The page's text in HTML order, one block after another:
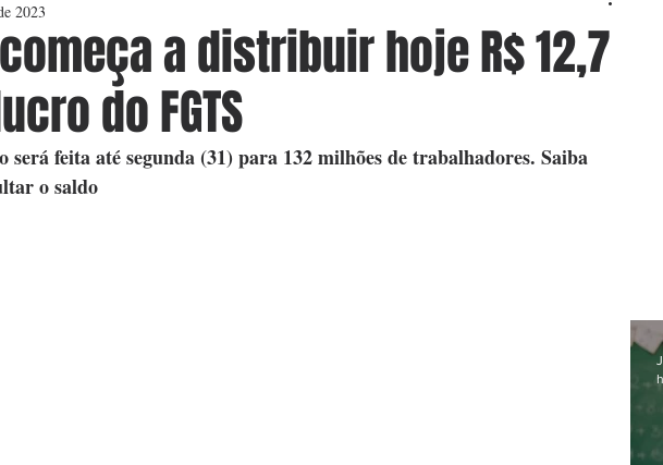
a distribuir hoje R$ 12,7
do FGTS
2023
será feita até segunda (31) para 132 milhões de trabalhadores. Saiba
o saldo